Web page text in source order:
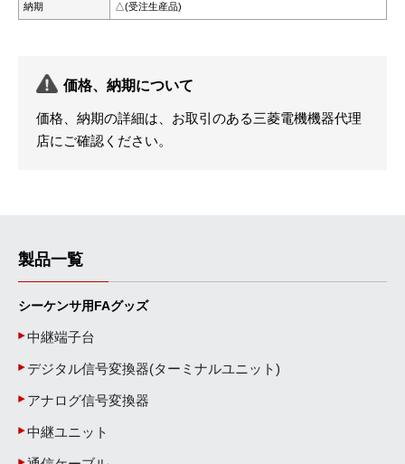
納期 △(受注生産品)
価格、納期について
価格、納期の詳細は、お取引のある三菱電機機器代理
店にご確認ください。
製品一覧
シーケンサ用FAグッズ
中継端子台
デジタル信号変換器(ターミナルユニット)
アナログ信号変換器
中継ユニット